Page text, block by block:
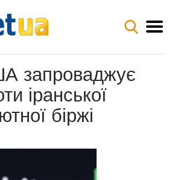
запроваджує
іранської
біржі